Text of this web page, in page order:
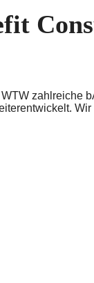
zahlreiche
Wir